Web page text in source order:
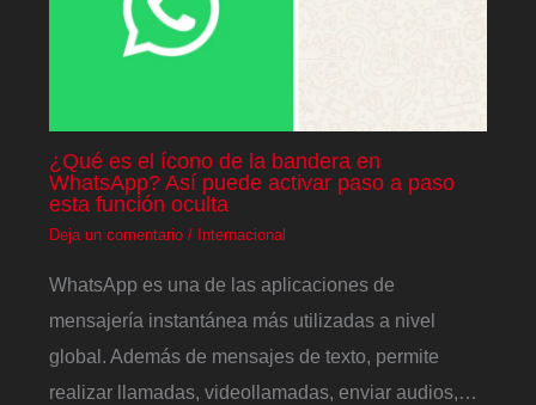
¿Qué es el ícono de la bandera en
WhatsApp? Así puede activar paso a paso
esta función oculta
Deja un comentario / Internacional
WhatsApp es una de las aplicaciones de
mensajería instantánea más utilizadas a nivel
global. Además de mensajes de texto, permite
realizar llamadas, videollamadas, enviar audios,…